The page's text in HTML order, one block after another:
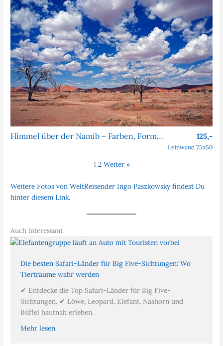
Himmel über der Namib – Farben, Formen, Faszination 125,-
Leinwand 75x50
1 2 Weiter »
Weitere Fotos von WeltReisender Ingo Paszkowsky findest Du
hinter diesem Link.
Auch interessant
Die besten Safari-Länder für Big Five-Sichtungen: Wo
Tierträume wahr werden
✔ Entdecke die Top Safari-Länder für Big Five-
Sichtungen. ✔ Löwe, Leopard, Elefant, Nashorn und
Büffel hautnah erleben.
Mehr lesen